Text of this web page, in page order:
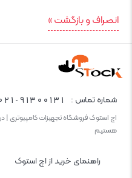
انصراف و بازگشت »
شماره تماس : 91300131
اچ استوک فروشگاه تجهیزات کامپیوتری |
هستیم
راهنمای خرید از اچ استوک